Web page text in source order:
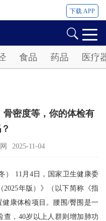
下载 APP
食品 药品 医疗
密度等，你的体检有
2025-11-04
11月4日，国家卫生健康委
年版）》（以下简称《指
康体检项目。腰围/臀围是一
，40岁以上人群则增加肺功